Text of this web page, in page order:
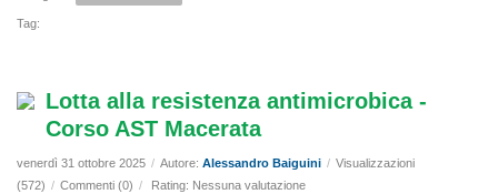
Tag:
Lotta alla resistenza antimicrobica -
Corso AST Macerata
venerdì 31 ottobre 2025 / Autore: Alessandro Baiguini / Visualizzazioni
(572) / Commenti (0) / Rating: Nessuna valutazione